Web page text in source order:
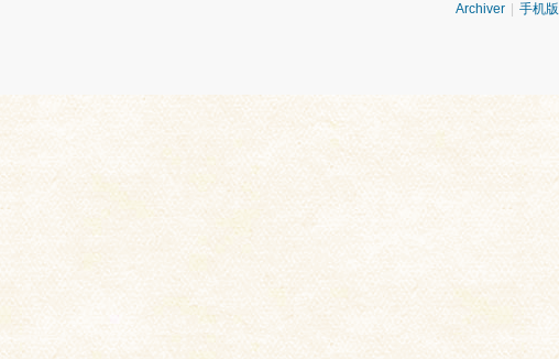
Archiver 手机版